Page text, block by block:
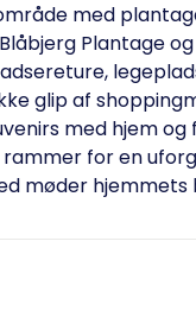
med
Plantage
glip af
med hjem og
for en
møder